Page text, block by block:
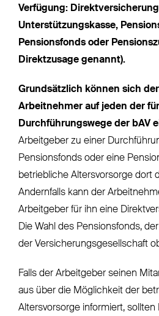
Verfügung:
Unterstützungskasse,
Pensionsfonds oder
Direktzusage genannt).
Grundsätzlich können sich
Arbeitnehmer auf jeden der
Durchführungswege der bAV
Arbeitgeber zu einer
Pensionsfonds oder eine
betriebliche Altersvorsorge dort
Andernfalls kann der
Arbeitgeber für ihn eine
Die Wahl des Pensionsfonds,
der Versicherungsgesellschaft
Falls der Arbeitgeber seinen
aus über die Möglichkeit der
Altersvorsorge informiert, sollten